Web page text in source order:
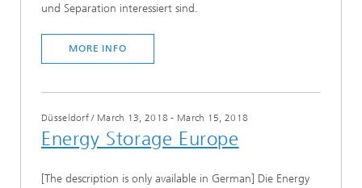
und Separation interessiert sind.
MORE INFO
Düsseldorf / March 13, 2018 - March 15, 2018
Energy Storage Europe
[The description is only available in German] Die Energy